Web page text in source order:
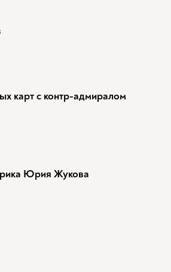
карт с контр-адмиралом
Юрия Жукова